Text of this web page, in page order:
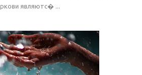
являютс� ...